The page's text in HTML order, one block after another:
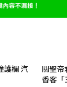
護欄 汽
關聖帝
香客「